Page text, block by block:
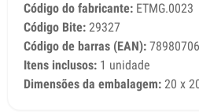
Código do fabricante: ETMG.0023
Código Bite: 29327
Código de barras (EAN):
Itens inclusos: 1 unidade
Dimensões da embalagem: 20 x